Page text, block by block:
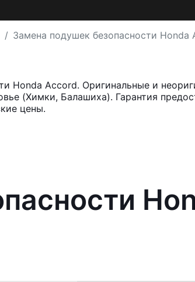
Замена подушек безопасности Honda
Honda Accord. Оригинальные и
(Химки, Балашиха). Гарантия
цены.